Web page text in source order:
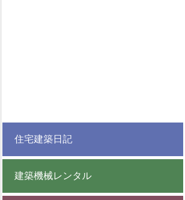
住宅建築日記
建築機械レンタル